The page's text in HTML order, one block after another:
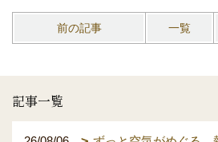
前の記事 一覧
記事一覧